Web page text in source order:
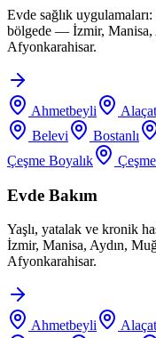
Evde sağlık
bölgede — İzmir, Manisa,
Afyonkarahisar.
Ahmetbeyli
Belevi
Bostanlı
Çeşme Boyalık
Evde Bakım
Yaşlı, yatalak ve kronik
İzmir, Manisa, Aydın,
Afyonkarahisar.
Ahmetbeyli